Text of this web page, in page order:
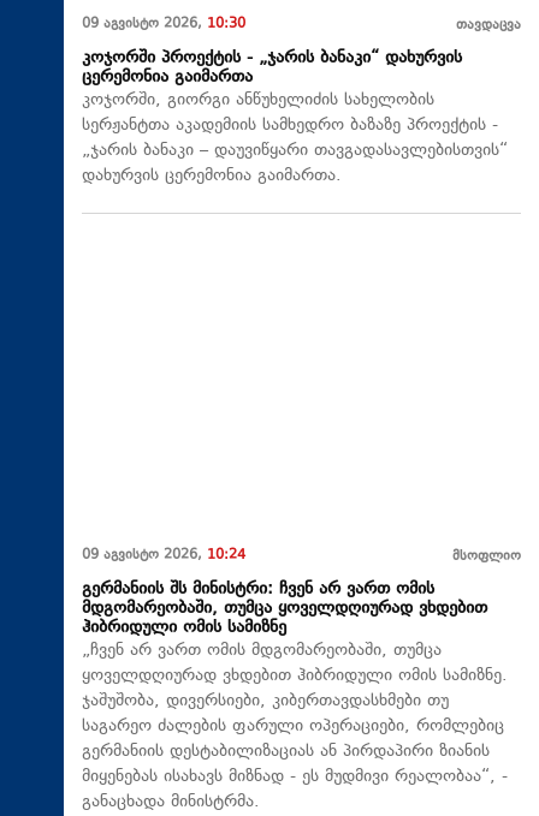
09 აგვისტო 2026, 10:30 თავდაცვა
კოჯორში პროექტის - „ჯარის ბანაკი“ დახურვის
ცერემონია გაიმართა
კოჯორში, გიორგი ანწუხელიძის სახელობის
სერჟანტთა აკადემიის სამხედრო ბაზაზე პროექტის -
„ჯარის ბანაკი – დაუვიწყარი თავგადასავლებისთვის“
დახურვის ცერემონია გაიმართა.
09 აგვისტო 2026, 10:24 მსოფლიო
გერმანიის შს მინისტრი: ჩვენ არ ვართ ომის
მდგომარეობაში, თუმცა ყოველდღიურად ვხდებით
ჰიბრიდული ომის სამიზნე
„ჩვენ არ ვართ ომის მდგომარეობაში, თუმცა
ყოველდღიურად ვხდებით ჰიბრიდული ომის სამიზნე.
ჯაშუშობა, დივერსიები, კიბერთავდასხმები თუ
საგარეო ძალების ფარული ოპერაციები, რომლებიც
გერმანიის დესტაბილიზაციას ან პირდაპირი ზიანის
მიყენებას ისახავს მიზნად - ეს მუდმივი რეალობაა“, -
განაცხადა მინისტრმა.